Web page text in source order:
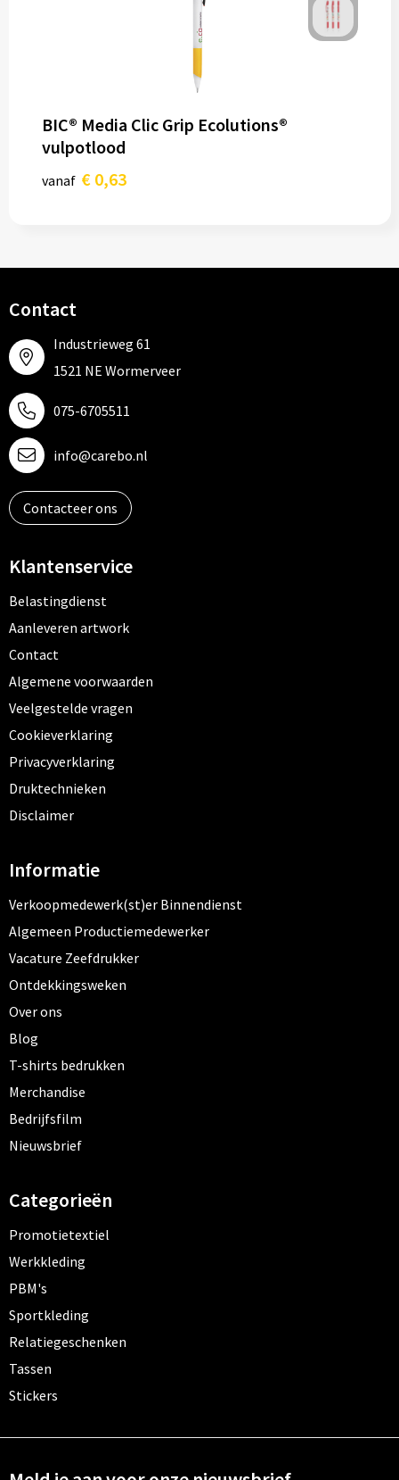
BIC® Media Clic Grip Ecolutions®
vulpotlood
vanaf € 0,63
Contact
Industrieweg 61
1521 NE Wormerveer
075-6705511
info@carebo.nl
Contacteer ons
Klantenservice
Belastingdienst
Aanleveren artwork
Contact
Algemene voorwaarden
Veelgestelde vragen
Cookieverklaring
Privacyverklaring
Druktechnieken
Disclaimer
Informatie
Verkoopmedewerk(st)er Binnendienst
Algemeen Productiemedewerker
Vacature Zeefdrukker
Ontdekkingsweken
Over ons
Blog
T-shirts bedrukken
Merchandise
Bedrijfsfilm
Nieuwsbrief
Categorieën
Promotietextiel
Werkkleding
PBM's
Sportkleding
Relatiegeschenken
Tassen
Stickers